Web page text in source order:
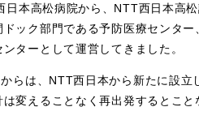
日本高松病院から、NTT西日本高
ック部門である予防医療センタ
ターとして運営してきました。
らは、NTT西日本から新たに設立
変えることなく再出発するとこと